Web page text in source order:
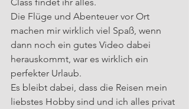
Die Flüge und Abenteuer vor Ort
machen mir wirklich viel Spaß, wenn
dann noch ein gutes Video dabei
herauskommt, war es wirklich ein
perfekter Urlaub.
Es bleibt dabei, dass die Reisen mein
liebstes Hobby sind und ich alles privat